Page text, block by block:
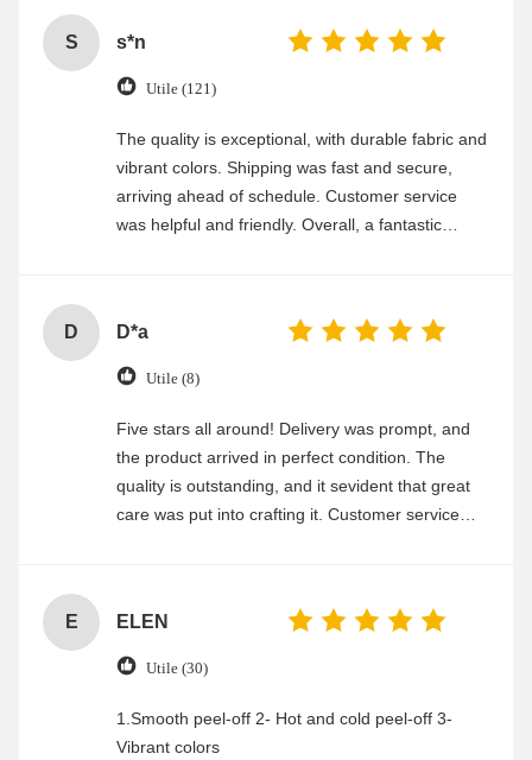
S s*n
Utile (121)
The quality is exceptional, with durable fabric and
vibrant colors. Shipping was fast and secure,
arriving ahead of schedule. Customer service
was helpful and friendly. Overall, a fantastic
D D*a
Utile (8)
Five stars all around! Delivery was prompt, and
the product arrived in perfect condition. The
quality is outstanding, and it sevident that great
care was put into crafting it. Customer service
E ELEN
Utile (30)
1.Smooth peel-off 2- Hot and cold peel-off 3-
Vibrant colors